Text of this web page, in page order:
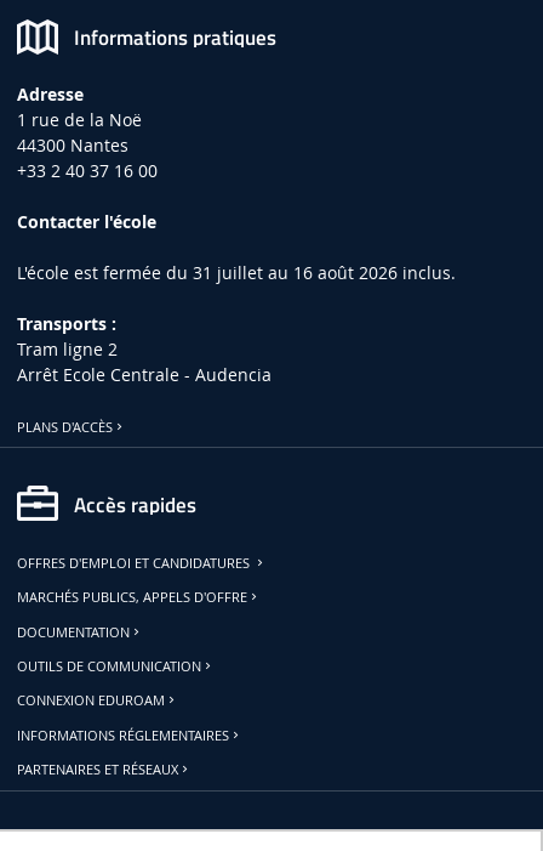
Informations pratiques
Adresse
1 rue de la Noë
44300 Nantes
+33 2 40 37 16 00
Contacter l'école
L'école est fermée du 31 juillet au 16 août 2026 inclus.
Transports :
Tram ligne 2
Arrêt Ecole Centrale - Audencia
PLANS D'ACCÈS
Accès rapides
OFFRES D'EMPLOI ET CANDIDATURES
MARCHÉS PUBLICS, APPELS D'OFFRE
DOCUMENTATION
OUTILS DE COMMUNICATION
CONNEXION EDUROAM
INFORMATIONS RÉGLEMENTAIRES
PARTENAIRES ET RÉSEAUX